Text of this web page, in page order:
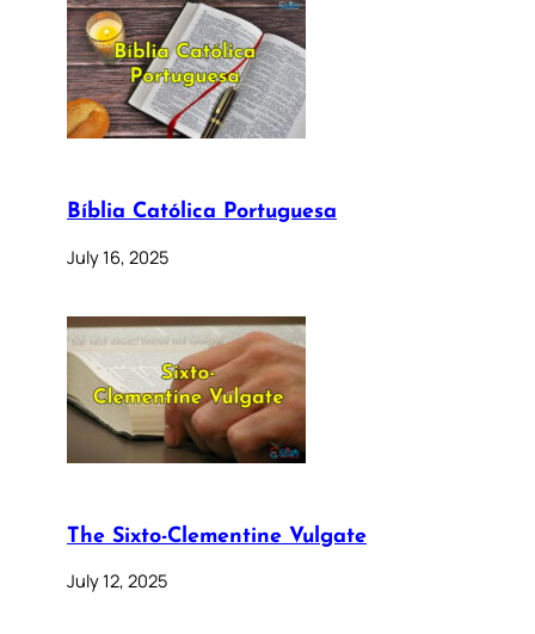
Bíblia Católica Portuguesa
July 16, 2025
The Sixto-Clementine Vulgate
July 12, 2025